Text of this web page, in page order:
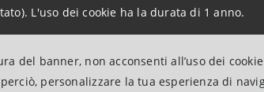
L'uso dei cookie ha la durata di 1 anno.
del banner, non acconsenti all’uso dei
personalizzare la tua esperienza di
, in quanto le città con buona